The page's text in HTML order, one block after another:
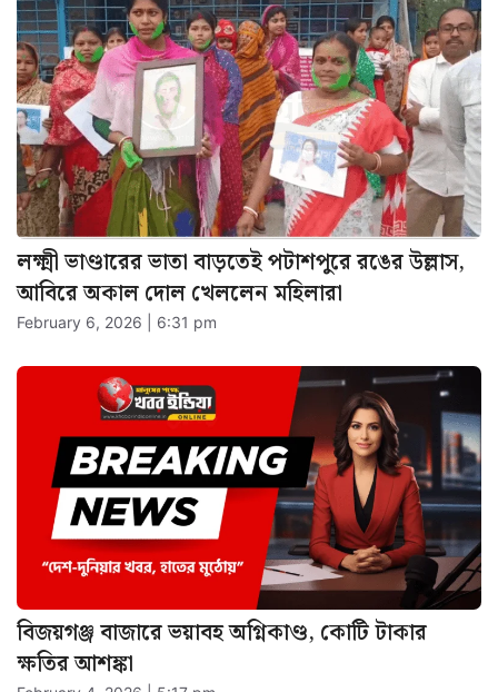
লক্ষ্মী ভাণ্ডারের ভাতা বাড়তেই পটাশপুরে রঙের উল্লাস,
আবিরে অকাল দোল খেললেন মহিলারা
February 6, 2026 | 6:31 pm
বিজয়গঞ্জ বাজারে ভয়াবহ অগ্নিকাণ্ড, কোটি টাকার
ক্ষতির আশঙ্কা
February 4, 2026 | 5:17 pm